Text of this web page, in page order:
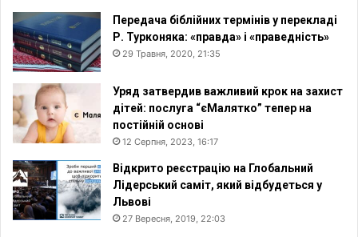
Передача біблійних термінів у перекладі
Р. Турконяка: «правда» і «праведність»
29 Травня, 2020, 21:35
Уряд затвердив важливий крок на захист
дітей: послуга “єМалятко” тепер на
постійній основі
12 Серпня, 2023, 16:17
Відкрито реєстрацію на Глобальний
Лідерський саміт, який відбудеться у
Львові
27 Вересня, 2019, 22:03